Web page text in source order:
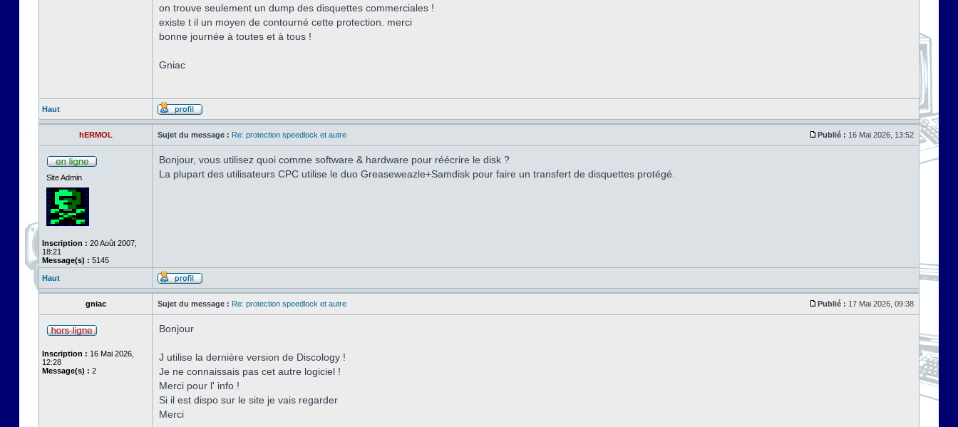
on trouve seulement un dump des disquettes commerciales !
existe t il un moyen de contourné cette protection. merci
bonne journée à toutes et à tous !
Gniac
Haut
hERMOL Sujet du message : Re: protection speedlock et autre Publié : 16 Mai 2026, 13:52
Site Admin
Inscription : 20 Août 2007,
18:21
Message(s) : 5145
Bonjour, vous utilisez quoi comme software & hardware pour réécrire le disk ?
La plupart des utilisateurs CPC utilise le duo Greaseweazle+Samdisk pour faire un transfert de disquettes protégé.
Haut
gniac Sujet du message : Re: protection speedlock et autre Publié : 17 Mai 2026, 09:38
Inscription : 16 Mai 2026,
12:28
Message(s) : 2
Bonjour
J utilise la dernière version de Discology !
Je ne connaissais pas cet autre logiciel !
Merci pour l' info !
Si il est dispo sur le site je vais regarder
Merci